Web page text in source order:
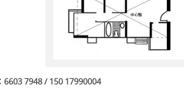
6603 7948 / 150 17990004